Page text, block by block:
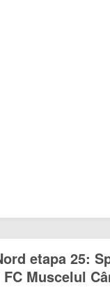
etapa 25:
Muscelul